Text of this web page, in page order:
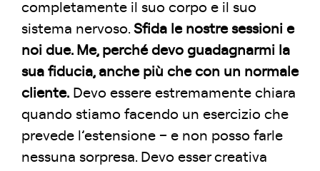
completamente il suo corpo e il suo
sistema nervoso. Sfida le nostre sessioni e
noi due. Me, perché devo guadagnarmi la
sua fiducia, anche più che con un normale
cliente. Devo essere estremamente chiara
quando stiamo facendo un esercizio che
prevede l’estensione – e non posso farle
nessuna sorpresa. Devo esser creativa